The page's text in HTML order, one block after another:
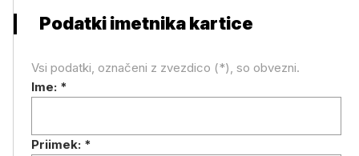
Podatki imetnika kartice
Vsi podatki, označeni z zvezdico (*), so obvezni.
Ime: *
Priimek: *